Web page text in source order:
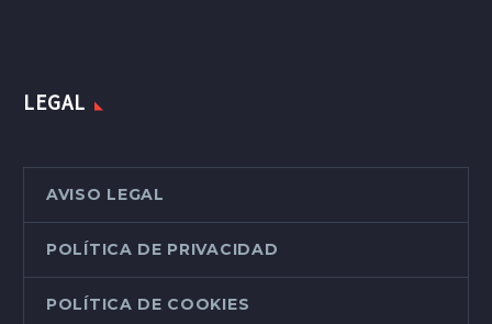
LEGAL
AVISO LEGAL
POLÍTICA DE PRIVACIDAD
POLÍTICA DE COOKIES